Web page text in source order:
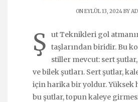
ON EYLÜL 13, 2024 BY
Ş
ut Teknikleri gol
taşlarından biridir. Bu
stiller mevcut: sert
ve bilek şutları. Sert şutlar,
için harika bir yoldur. Yüksek
bu şutlar, topun kaleye